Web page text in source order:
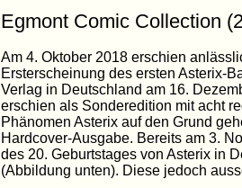
Egmont Comic Collection
Am 4. Oktober 2018 erschien
Ersterscheinung des ersten Asterix-
Verlag in Deutschland am 16.
erschien als Sonderedition mit acht
Phänomen Asterix auf den Grund
Hardcover-Ausgabe. Bereits am 3.
des 20. Geburtstages von Asterix in
(Abbildung unten). Diese jedoch